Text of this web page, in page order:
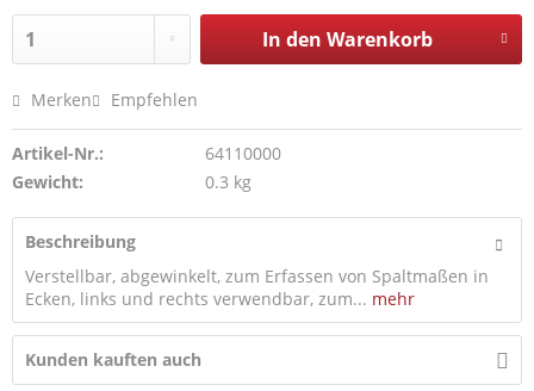
In den Warenkorb
Merken Empfehlen
Artikel-Nr.:
64110000
Gewicht:
0.3 kg
Beschreibung
Verstellbar, abgewinkelt, zum Erfassen von Spaltmaßen in
Ecken, links und rechts verwendbar, zum... mehr
Kunden kauften auch